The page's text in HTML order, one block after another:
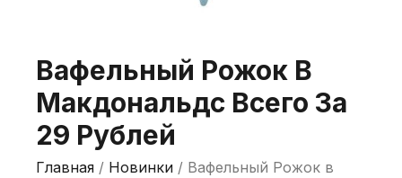
Вафельный Рожок В
Макдональдс Всего За
29 Рублей
Главная / Новинки / Вафельный Рожок в